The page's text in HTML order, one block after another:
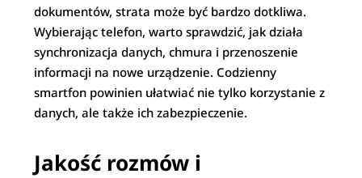
dokumentów, strata może być bardzo dotkliwa.
Wybierając telefon, warto sprawdzić, jak działa
synchronizacja danych, chmura i przenoszenie
informacji na nowe urządzenie. Codzienny
smartfon powinien ułatwiać nie tylko korzystanie z
danych, ale także ich zabezpieczenie.
Jakość rozmów i